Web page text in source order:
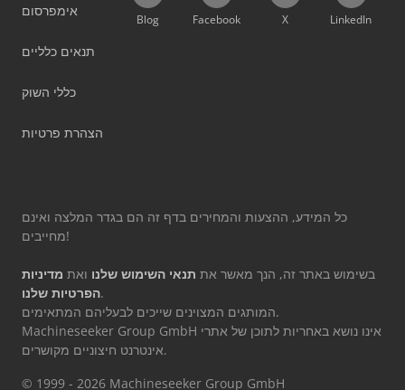
אימפרסום
תנאים כלליים
כללי השוק
הצהרת פרטיות
Blog Facebook X LinkedIn
כל המידע, ההצעות והמחירים בדף זה הם בגדר המלצה ואינם
מחייבים!
בשימוש באתר זה, הנך מאשר את תנאי השימוש שלנו ואת מדיניות
הפרטיות שלנו.
המותגים המצוינים שייכים לבעליהם המתאימים.
Machineseeker Group GmbH אינו נושא באחריות לתוכן של אתרי
אינטרנט חיצוניים מקושרים.
© 1999 - 2026 Machineseeker Group GmbH